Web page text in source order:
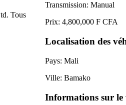
Transmission: Manual
Prix: 4,800,000 F CFA
Localisation des
Pays: Mali
Ville: Bamako
Informations sur le
Tous